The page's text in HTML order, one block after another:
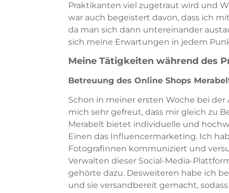
Praktikanten viel zugetraut wird und
war auch begeistert davon, dass ich
da man sich dann untereinander
sich meine Erwartungen in jedem
Meine Tätigkeiten während des
Betreuung des Online Shops
Schon in meiner ersten Woche bei
mich sehr gefreut, dass mir gleich zu
Merabelt bietet individuelle und
Einen das Influencermarketing. Ich
Fotografinnen kommuniziert und
Verwalten dieser Social-Media-
gehörte dazu. Desweiteren habe ich
und sie versandbereit gemacht,